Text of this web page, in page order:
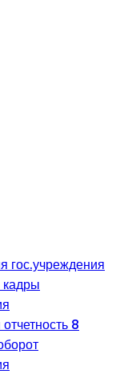
гос.учреждения
кадры
8